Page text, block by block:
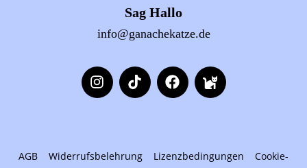
Sag Hallo
info@ganachekatze.de
AGB Widerrufsbelehrung Lizenzbedingungen Cookie-